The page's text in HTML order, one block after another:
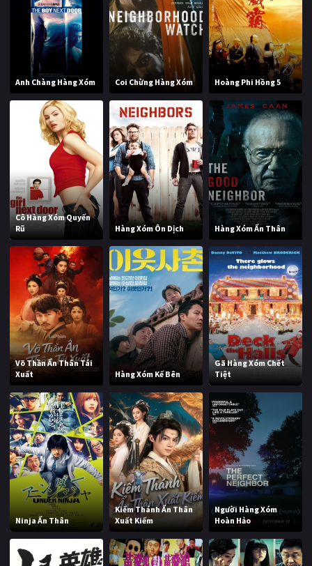
Anh Chàng Hàng Xóm Coi Chừng Hàng Xóm Hoàng Phi Hồng 5
Cô Hàng Xóm Quyến
Rũ
Hàng Xóm Ôn Dịch Hàng Xóm Ẩn Thân
Võ Thần Ẩn Thân Tái
Xuất
Hàng Xóm Kế Bên
Gã Hàng Xóm Chết
Tiệt
Ninja Ẩn Thân
Kiếm Thánh Ẩn Thân
Xuất Kiếm
Người Hàng Xóm
Hoàn Hảo